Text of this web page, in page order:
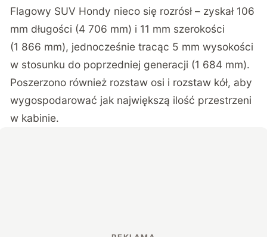
Flagowy SUV Hondy nieco się rozrósł – zyskał 106
mm długości (4 706 mm) i 11 mm szerokości
(1 866 mm), jednocześnie tracąc 5 mm wysokości
w stosunku do poprzedniej generacji (1 684 mm).
Poszerzono również rozstaw osi i rozstaw kół, aby
wygospodarować jak największą ilość przestrzeni
w kabinie.